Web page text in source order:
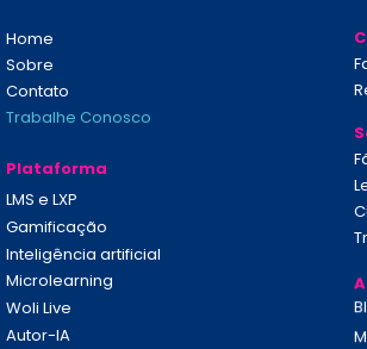
Home
Sobre
Contato
Trabalhe Conosco
Plataforma
LMS e LXP
Gamificação
Inteligência artificial
Microlearning
Woli Live
Autor-IA